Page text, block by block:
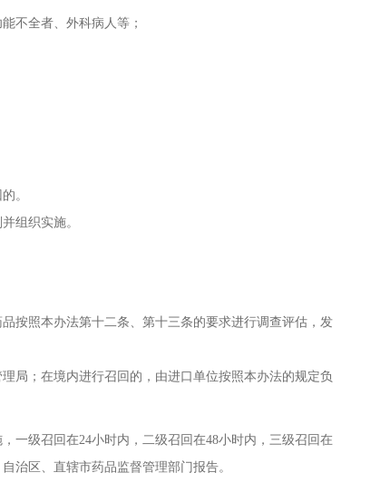
不全者、外科病人等；
。
组织实施。
照本办法第十二条、第十三条的要求进行调查评估，发
局；在境内进行召回的，由进口单位按照本办法的规定负
级召回在24小时内，二级召回在48小时内，三级召回在
治区、直辖市药品监督管理部门报告。